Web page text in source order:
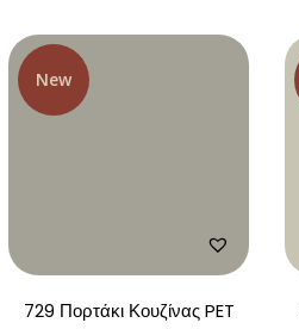
New
729 Πορτάκι Κουζίνας PET